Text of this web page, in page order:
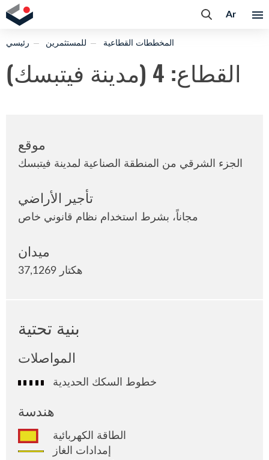
Ar
رئيسي للمستثمرين المخططات القطاعية
القطاع: 4 (مدينة فيتبسك)
موقع
الجزء الشرقي من المنطقة الصناعية لمدينة فيتبسك
تأجير الأراضي
مجاناً، بشرط استخدام نظام قانوني خاص
ميدان
37,1269 هكتار
بنية تحتية
المواصلات
خطوط السكك الحديدية
هندسة
الطاقة الكهربائية
إمدادات الغاز